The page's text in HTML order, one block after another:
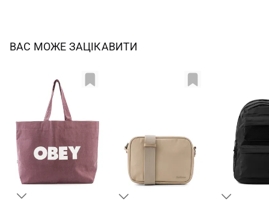
ВАС МОЖЕ ЗАЦІКАВИТИ